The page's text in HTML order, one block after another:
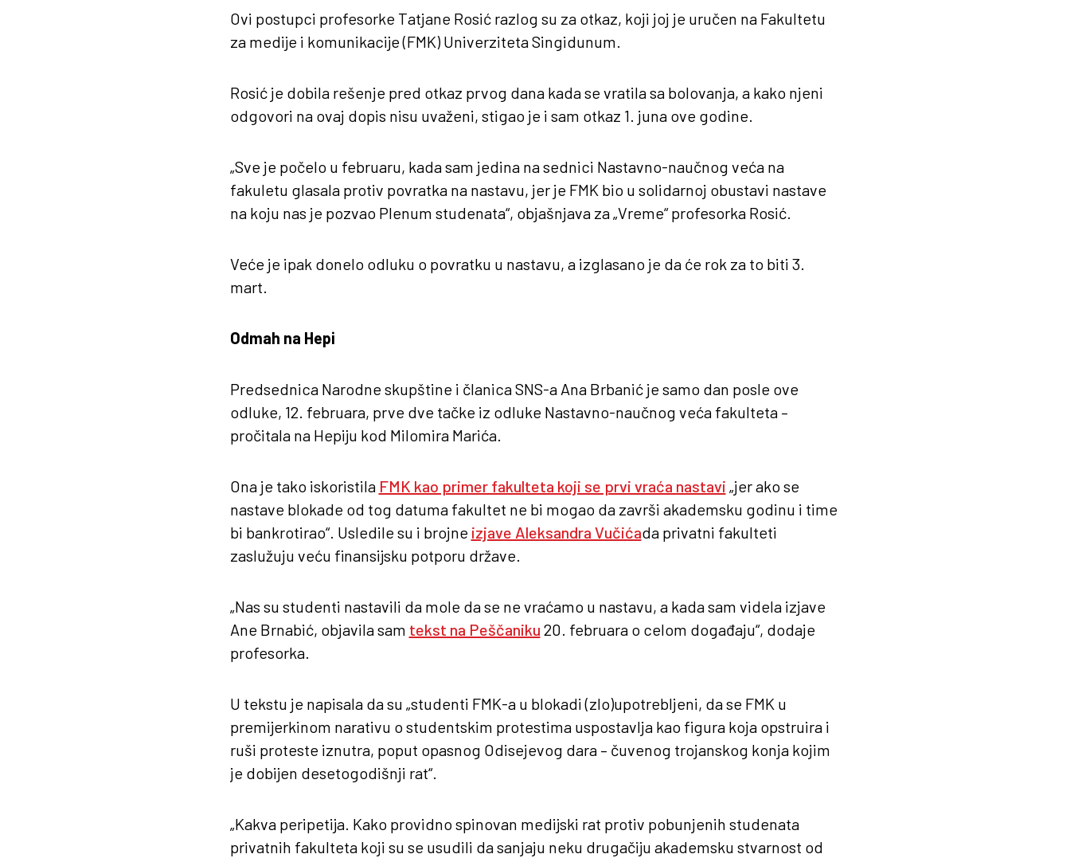
Ovi postupci profesorke Tatjane Rosić razlog su za otkaz, koji joj je uručen na Fakultetu
za medije i komunikacije (FMK) Univerziteta Singidunum.
Rosić je dobila rešenje pred otkaz prvog dana kada se vratila sa bolovanja, a kako njeni
odgovori na ovaj dopis nisu uvaženi, stigao je i sam otkaz 1. juna ove godine.
„Sve je počelo u februaru, kada sam jedina na sednici Nastavno-naučnog veća na
fakuletu glasala protiv povratka na nastavu, jer je FMK bio u solidarnoj obustavi nastave
na koju nas je pozvao Plenum studenata“, objašnjava za „Vreme“ profesorka Rosić.
Veće je ipak donelo odluku o povratku u nastavu, a izglasano je da će rok za to biti 3.
mart.
Odmah na Hepi
Predsednica Narodne skupštine i članica SNS-a Ana Brbanić je samo dan posle ove
odluke, 12. februara, prve dve tačke iz odluke Nastavno-naučnog veća fakulteta –
pročitala na Hepiju kod Milomira Marića.
Ona je tako iskoristila FMK kao primer fakulteta koji se prvi vraća nastavi „jer ako se
nastave blokade od tog datuma fakultet ne bi mogao da završi akademsku godinu i time
bi bankrotirao“. Usledile su i brojne izjave Aleksandra Vučićada privatni fakulteti
zaslužuju veću finansijsku potporu države.
„Nas su studenti nastavili da mole da se ne vraćamo u nastavu, a kada sam videla izjave
Ane Brnabić, objavila sam tekst na Peščaniku 20. februara o celom događaju“, dodaje
profesorka.
U tekstu je napisala da su „studenti FMK-a u blokadi (zlo)upotrebljeni, da se FMK u
premijerkinom narativu o studentskim protestima uspostavlja kao figura koja opstruira i
ruši proteste iznutra, poput opasnog Odisejevog dara – čuvenog trojanskog konja kojim
je dobijen desetogodišnji rat“.
„Kakva peripetija. Kako providno spinovan medijski rat protiv pobunjenih studenata
privatnih fakulteta koji su se usudili da sanjaju neku drugačiju akademsku stvarnost od